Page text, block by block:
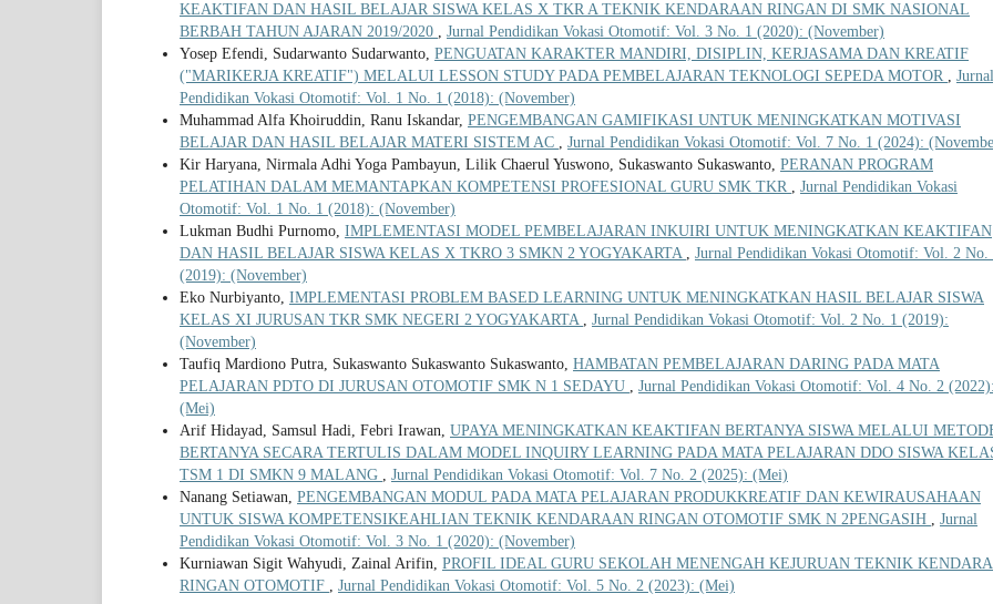
KEAKTIFAN DAN HASIL BELAJAR SISWA KELAS X TKR A TEKNIK KENDARAAN RINGAN DI SMK NASIONAL
BERBAH TAHUN AJARAN 2019/2020 , Jurnal Pendidikan Vokasi Otomotif: Vol. 3 No. 1 (2020): (November)
Yosep Efendi, Sudarwanto Sudarwanto, PENGUATAN KARAKTER MANDIRI, DISIPLIN, KERJASAMA DAN KREATIF
("MARIKERJA KREATIF") MELALUI LESSON STUDY PADA PEMBELAJARAN TEKNOLOGI SEPEDA MOTOR , Jurnal
Pendidikan Vokasi Otomotif: Vol. 1 No. 1 (2018): (November)
Muhammad Alfa Khoiruddin, Ranu Iskandar, PENGEMBANGAN GAMIFIKASI UNTUK MENINGKATKAN MOTIVASI
BELAJAR DAN HASIL BELAJAR MATERI SISTEM AC , Jurnal Pendidikan Vokasi Otomotif: Vol. 7 No. 1 (2024):
Kir Haryana, Nirmala Adhi Yoga Pambayun, Lilik Chaerul Yuswono, Sukaswanto Sukaswanto, PERANAN PROGRAM
PELATIHAN DALAM MEMANTAPKAN KOMPETENSI PROFESIONAL GURU SMK TKR , Jurnal Pendidikan Vokasi
Otomotif: Vol. 1 No. 1 (2018): (November)
Lukman Budhi Purnomo, IMPLEMENTASI MODEL PEMBELAJARAN INKUIRI UNTUK MENINGKATKAN KEAKTIFAN
DAN HASIL BELAJAR SISWA KELAS X TKRO 3 SMKN 2 YOGYAKARTA , Jurnal Pendidikan Vokasi Otomotif: Vol. 2 No.
(2019): (November)
Eko Nurbiyanto, IMPLEMENTASI PROBLEM BASED LEARNING UNTUK MENINGKATKAN HASIL BELAJAR SISWA
KELAS XI JURUSAN TKR SMK NEGERI 2 YOGYAKARTA , Jurnal Pendidikan Vokasi Otomotif: Vol. 2 No. 1 (2019):
(November)
Taufiq Mardiono Putra, Sukaswanto Sukaswanto Sukaswanto, HAMBATAN PEMBELAJARAN DARING PADA MATA
PELAJARAN PDTO DI JURUSAN OTOMOTIF SMK N 1 SEDAYU , Jurnal Pendidikan Vokasi Otomotif: Vol. 4 No. 2 (2022):
(Mei)
Arif Hidayad, Samsul Hadi, Febri Irawan, UPAYA MENINGKATKAN KEAKTIFAN BERTANYA SISWA MELALUI
BERTANYA SECARA TERTULIS DALAM MODEL INQUIRY LEARNING PADA MATA PELAJARAN DDO SISWA
TSM 1 DI SMKN 9 MALANG , Jurnal Pendidikan Vokasi Otomotif: Vol. 7 No. 2 (2025): (Mei)
Nanang Setiawan, PENGEMBANGAN MODUL PADA MATA PELAJARAN PRODUKKREATIF DAN KEWIRAUSAHAAN
UNTUK SISWA KOMPETENSIKEAHLIAN TEKNIK KENDARAAN RINGAN OTOMOTIF SMK N 2PENGASIH , Jurnal
Pendidikan Vokasi Otomotif: Vol. 3 No. 1 (2020): (November)
Kurniawan Sigit Wahyudi, Zainal Arifin, PROFIL IDEAL GURU SEKOLAH MENENGAH KEJURUAN TEKNIK
RINGAN OTOMOTIF , Jurnal Pendidikan Vokasi Otomotif: Vol. 5 No. 2 (2023): (Mei)